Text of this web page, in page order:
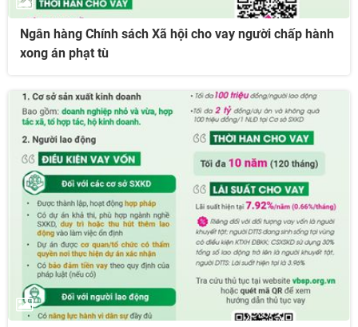
Ngân hàng Chính sách Xã hội cho vay người chấp hành
xong án phạt tù